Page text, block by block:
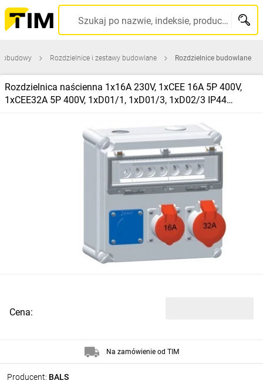
Szukaj po nazwie, indeksie, producencie, kodzie kreskowym...
obudowy Rozdzielnice i zestawy budowlane Rozdzielnice budowlane
Rozdzielnica naścienna 1x16A 230V, 1xCEE 16A 5P 400V,
1xCEE32A 5P 400V, 1xD01/1, 1xD01/3, 1xD02/3 IP44
Producent: BALS
Cena:
Na zamówienie od TIM